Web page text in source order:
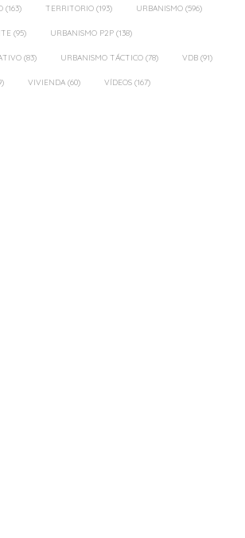
(163) TERRITORIO (193) URBANISMO (596)
(95) URBANISMO P2P (138)
(83) URBANISMO TÁCTICO (78) VDB (91)
VIVIENDA (60) VÍDEOS (167)